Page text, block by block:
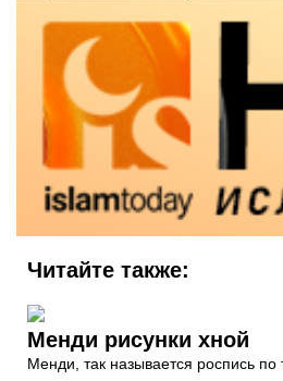
Читайте также:
Менди рисунки хной
Менди, так называется роспись